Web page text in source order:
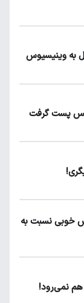
به وینیسیوس
پست گرفت
خوبی نسبت به
هم نمی‌رود!